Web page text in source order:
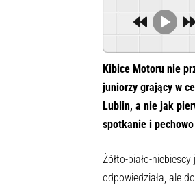
Kibice Motoru nie
juniorzy grający w
Lublin, a nie jak
spotkanie i
Żółto-biało-
odpowiedziała, ale